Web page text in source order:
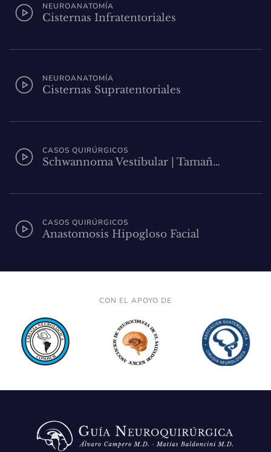
NEUROANATOMÍA
Cisternas Infratentoriales
NEUROANATOMÍA
Cisternas Supratentoriales
CASOS QUIRÚRGICOS
Schwannoma Vestibular | Tamañ…
CASOS QUIRÚRGICOS
Anastomosis Hipogloso Facial
CON EL APOYO DE